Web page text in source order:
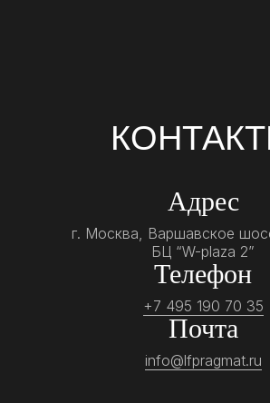
Адрес
г. Москва, Варшавское
БЦ “W-plaza 2”
Телефон
+7 495 190 70 35
Почта
info@lfpragmat.ru